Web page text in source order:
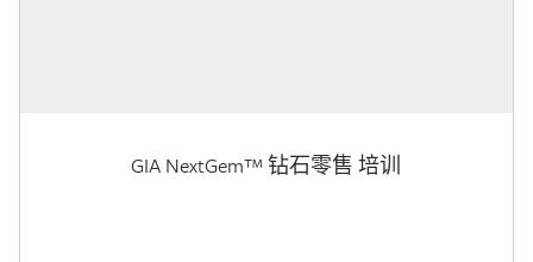
GIA NextGem™ 钻石零售 培训